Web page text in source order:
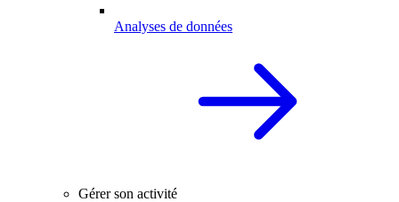
Analyses de données
Gérer son activité